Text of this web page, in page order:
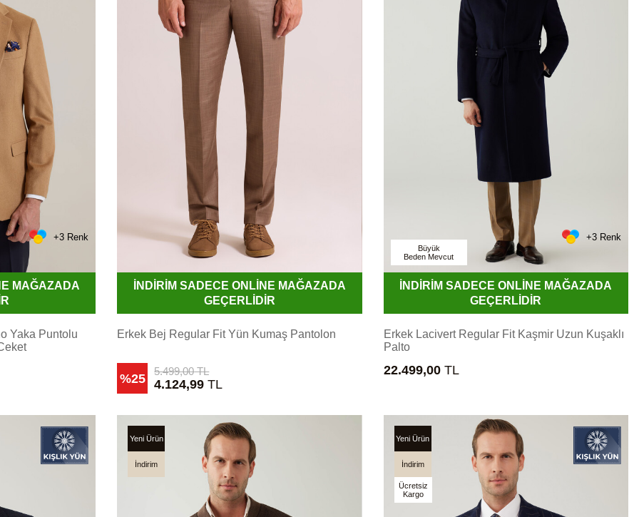
+3 Renk
MAĞAZADA
Yaka Puntolu
İNDİRİM SADECE ONLİNE MAĞAZADA
GEÇERLİDİR
Erkek Bej Regular Fit Yün Kumaş Pantolon
%25
5.499,00TL
4.124,99 TL
Büyük
Beden Mevcut
+3 Renk
İNDİRİM SADECE ONLİNE MAĞAZADA
GEÇERLİDİR
Erkek Lacivert Regular Fit Kaşmir Uzun Kuşaklı
Palto
22.499,00TL
Yeni Ürün
İndirim
Yeni Ürün
İndirim
Ücretsiz
Kargo